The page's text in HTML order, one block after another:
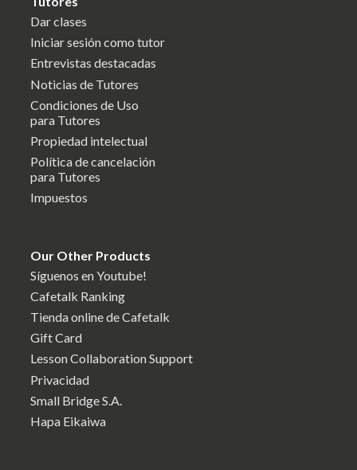
Dar clases
Iniciar sesión como tutor
Entrevistas destacadas
Noticias de Tutores
Condiciones de Uso
para Tutores
Propiedad intelectual
Política de cancelación
para Tutores
Impuestos
Our Other Products
Síguenos en Youtube!
Cafetalk Ranking
Tienda online de Cafetalk
Gift Card
Lesson Collaboration Support
Privacidad
Small Bridge S.A.
Hapa Eikaiwa